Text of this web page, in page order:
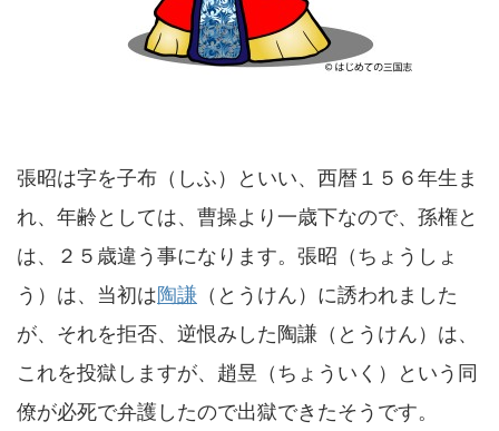
張昭は字を子布（しふ）といい、西暦１５６年生ま
れ、年齢としては、曹操より一歳下なので、孫権と
は、２５歳違う事になります。張昭（ちょうしょ
う）は、当初は陶謙 （とうけん）に誘われました
が、それを拒否、逆恨みした陶謙（とうけん）は、
これを投獄しますが、趙昱（ちょういく）という同
僚が必死で弁護したので出獄できたそうです。